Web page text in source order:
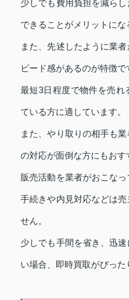
少しでも費用負担を減ら
できることがメリットにな
また、先述したように業
ピード感があるのが特徴で
最短3日程度で物件を売れ
ている方に適しています。
また、やり取りの相手も
の対応が面倒な方にもおす
販売活動を業者がおこな
手続きや内見対応などは
せん。
少しでも手間を省き、迅
い場合、即時買取がぴった